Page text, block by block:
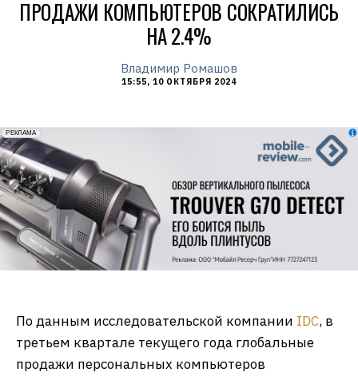
ПРОДАЖИ КОМПЬЮТЕРОВ СОКРАТИЛИСЬ
НА 2.4%
Владимир Ромашов
15:55, 10 ОКТЯБРЯ 2024
erid: 2VfnxxmNzs5
РЕКЛАМА
По данным исследовательской компании IDC, в
третьем квартале текущего года глобальные
продажи персональных компьютеров